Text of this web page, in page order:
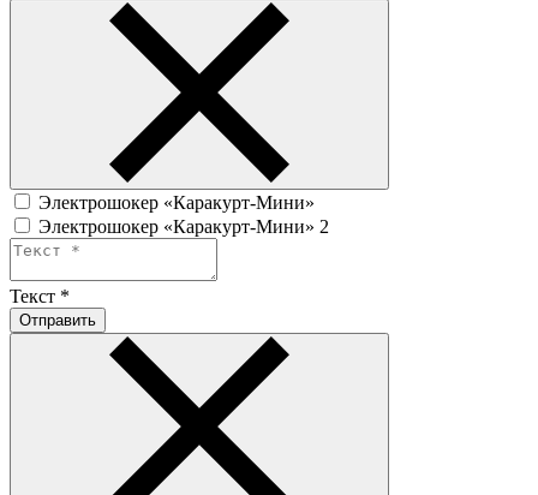
Электрошокер «Каракурт-Мини»
Электрошокер «Каракурт-Мини» 2
Текст *
Отправить